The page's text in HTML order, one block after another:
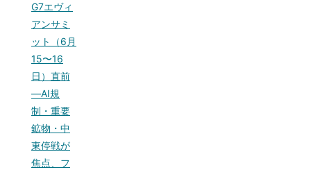
G7エヴィ
アンサミ
ット（6月
15〜16
日）直前
—AI規
制・重要
鉱物・中
東停戦が
焦点、フ